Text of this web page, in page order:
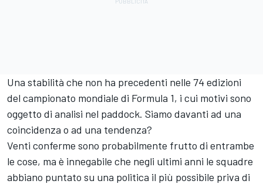
Una stabilità che non ha precedenti nelle 74 edizioni
del campionato mondiale di Formula 1, i cui motivi sono
oggetto di analisi nel paddock. Siamo davanti ad una
coincidenza o ad una tendenza?
Venti conferme sono probabilmente frutto di entrambe
le cose, ma è innegabile che negli ultimi anni le squadre
abbiano puntato su una politica il più possibile priva di